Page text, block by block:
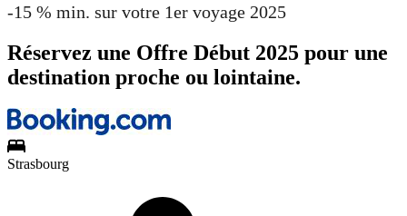
-15 % min. sur votre 1er voyage 2025
Réservez une Offre Début 2025 pour une
destination proche ou lointaine.
Strasbourg